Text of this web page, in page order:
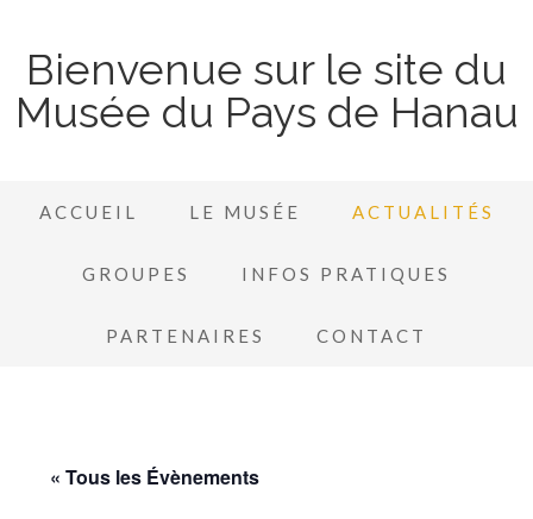
Bienvenue sur le site du
Musée du Pays de Hanau
ACCUEIL LE MUSÉE ACTUALITÉS
GROUPES INFOS PRATIQUES
PARTENAIRES CONTACT
« Tous les Évènements